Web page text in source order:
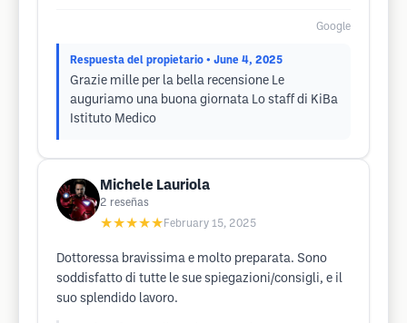
Google
Respuesta del propietario • June 4, 2025
Grazie mille per la bella recensione Le
auguriamo una buona giornata Lo staff di KiBa
Istituto Medico
Michele Lauriola
2 reseñas
★★★★★ February 15, 2025
Dottoressa bravissima e molto preparata. Sono
soddisfatto di tutte le sue spiegazioni/consigli, e il
suo splendido lavoro.